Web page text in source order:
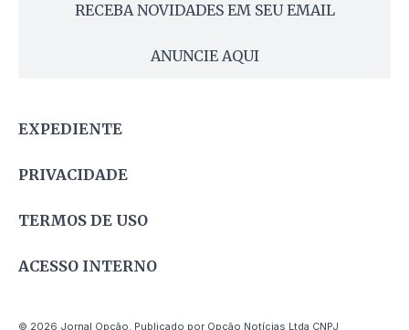
RECEBA NOVIDADES EM SEU EMAIL
ANUNCIE AQUI
EXPEDIENTE
PRIVACIDADE
TERMOS DE USO
ACESSO INTERNO
© 2026 Jornal Opção. Publicado por Opção Notícias Ltda CNPJ